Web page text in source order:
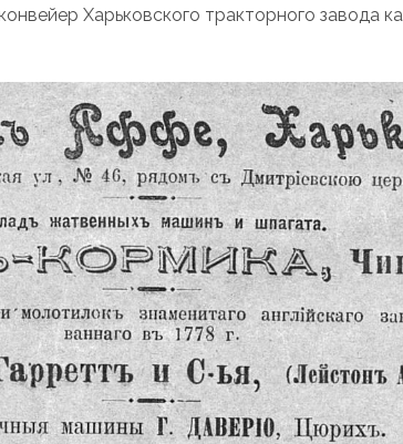
Харьковского тракторного завода